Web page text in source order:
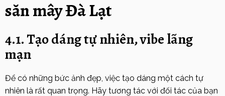
săn mây Đà Lạt
4.1. Tạo dáng tự nhiên, vibe lãng
mạn
Để có những bức ảnh đẹp, việc tạo dáng một cách tự
nhiên là rất quan trọng. Hãy tương tác với đối tác của bạn